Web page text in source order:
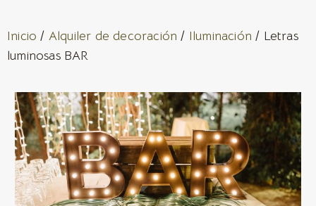
Inicio / Alquiler de decoración / Iluminación / Letras
luminosas BAR